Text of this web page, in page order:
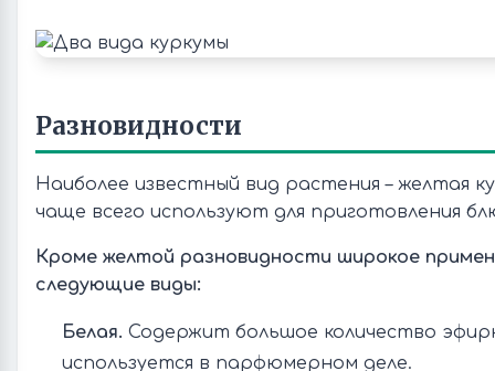
Разновидности
Наиболее известный вид растения – желтая
чаще всего используют для приготовления
Кроме желтой разновидности широкое
следующие виды:
Белая. Содержит большое количество
используется в парфюмерном деле.